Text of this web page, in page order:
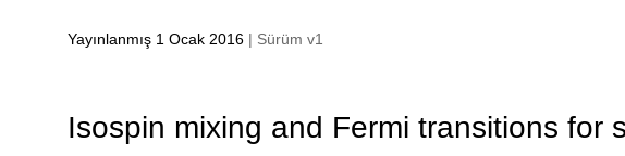
Yayınlanmış 1 Ocak 2016 | Sürüm v1
Isospin mixing and Fermi transitions for